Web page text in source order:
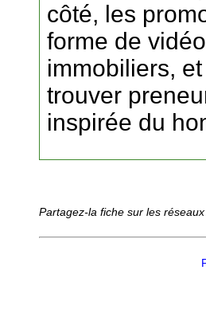
côté, les
forme de
immobiliers,
trouver
inspirée du
Partagez-la fiche sur les